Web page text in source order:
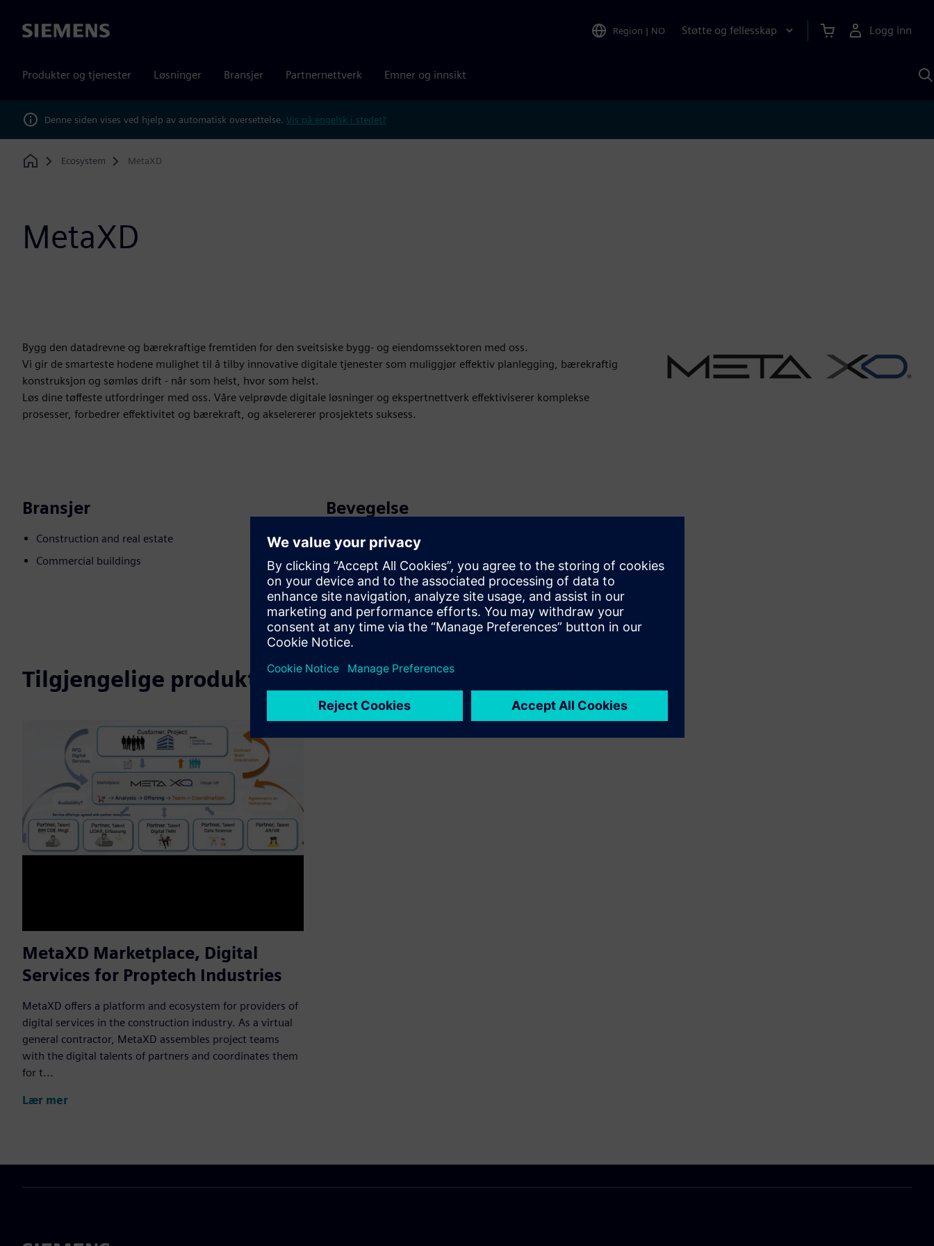
Siemens Region | NO Støtte og fellesskap Logg inn
Produkter og tjenester Løsninger Bransjer Partnernettverk Emner og innsikt
Denne siden vises ved hjelp av automatisk oversettelse. Vis på engelsk i stedet?
Home
Ecosystem MetaXD
MetaXD
Bygg den datadrevne og bærekraftige fremtiden for den sveitsiske bygg- og eiendomssektoren med oss.
Vi gir de smarteste hodene mulighet til å tilby innovative digitale tjenester som muliggjør effektiv planlegging, bærekraftig
konstruksjon og sømløs drift - når som helst, hvor som helst.
Løs dine tøffeste utfordringer med oss. Våre velprøvde digitale løsninger og ekspertnettverk effektiviserer komplekse
prosesser, forbedrer effektivitet og bærekraft, og akselererer prosjektets suksess.
Bransjer
Construction and real estate
Commercial buildings
Bevegelse
Service
Tilbyr en tjeneste for et Siemens Xcelerator-produkt/-
løsning som hjelper kunden med å implementere,
integrere, betjene eller vedlikeholde det
Tilgjengelige produkter
MetaXD Marketplace, Digital
Services for Proptech Industries
MetaXD offers a platform and ecosystem for providers of
digital services in the construction industry. As a virtual
general contractor, MetaXD assembles project teams
with the digital talents of partners and coordinates them
for t...
Lær mer